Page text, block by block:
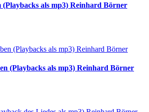
(Playbacks als mp3) Reinhard Börner
(Playbacks als mp3) Reinhard Börner